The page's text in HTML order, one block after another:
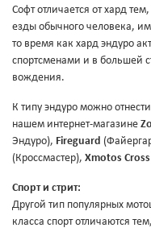
Софт отличается от хард
езды обычного человека,
то время как хард эндуро
спортсменами и в большей
вождения.
К типу эндуро можно
нашем интернет-магазине
Эндуро), Fireguard
(Кроссмастер), Xmotos
Спорт и стрит:
Другой тип популярных
класса спорт отличаются